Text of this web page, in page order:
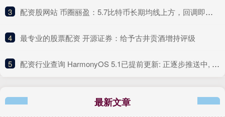
3 ​配资股网站 币圈丽盈：5.7比特币长期均线上方，回调即是买入机会！以太坊4小时连阴下跌，谨防主力诱多陷阱！最新行情分析_趋势_盘口_市场
4 ​最专业的股票配资 开源证券：给予古井贡酒增持评级
5 ​配资行业查询 HarmonyOS 5.1已提前更新: 正逐步推送中, 你收到了吗?
最新文章